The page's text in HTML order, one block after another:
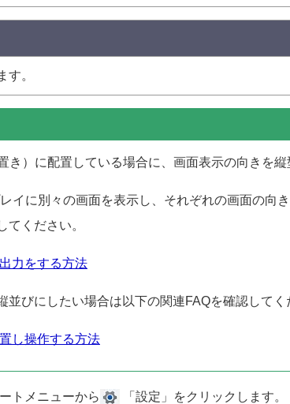
す。
）に配置している場合に、画面表示の向きを縦
イに別々の画面を表示し、それぞれの画面の向
ください。
力をする方法
びにしたい場合は以下の関連FAQを確認してく
し操作する方法
トメニューから 「設定」をクリックします。